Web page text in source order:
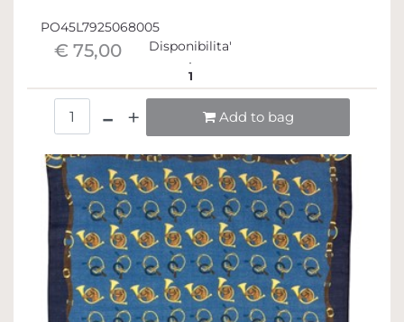
PO45L7925068005
€ 75,00 Disponibilita'
1
Add to bag